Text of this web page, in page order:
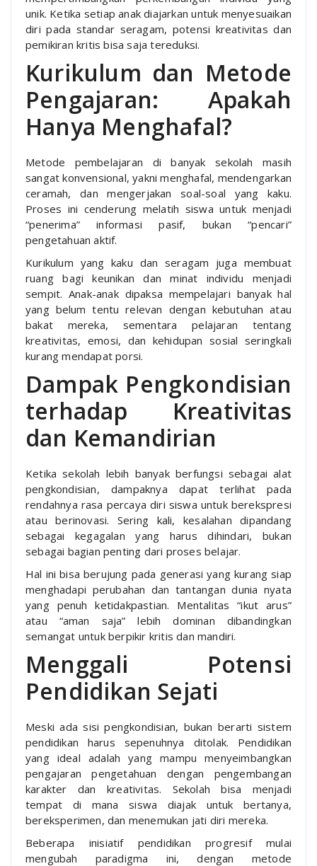
unik. Ketika setiap anak diajarkan untuk menyesuaikan
diri pada standar seragam, potensi kreativitas dan
pemikiran kritis bisa saja tereduksi.
Kurikulum dan Metode
Pengajaran: Apakah
Hanya Menghafal?
Metode pembelajaran di banyak sekolah masih
sangat konvensional, yakni menghafal, mendengarkan
ceramah, dan mengerjakan soal-soal yang kaku.
Proses ini cenderung melatih siswa untuk menjadi
“penerima” informasi pasif, bukan “pencari”
pengetahuan aktif.
Kurikulum yang kaku dan seragam juga membuat
ruang bagi keunikan dan minat individu menjadi
sempit. Anak-anak dipaksa mempelajari banyak hal
yang belum tentu relevan dengan kebutuhan atau
bakat mereka, sementara pelajaran tentang
kreativitas, emosi, dan kehidupan sosial seringkali
kurang mendapat porsi.
Dampak Pengkondisian
terhadap Kreativitas
dan Kemandirian
Ketika sekolah lebih banyak berfungsi sebagai alat
pengkondisian, dampaknya dapat terlihat pada
rendahnya rasa percaya diri siswa untuk berekspresi
atau berinovasi. Sering kali, kesalahan dipandang
sebagai kegagalan yang harus dihindari, bukan
sebagai bagian penting dari proses belajar.
Hal ini bisa berujung pada generasi yang kurang siap
menghadapi perubahan dan tantangan dunia nyata
yang penuh ketidakpastian. Mentalitas “ikut arus”
atau “aman saja” lebih dominan dibandingkan
semangat untuk berpikir kritis dan mandiri.
Menggali Potensi
Pendidikan Sejati
Meski ada sisi pengkondisian, bukan berarti sistem
pendidikan harus sepenuhnya ditolak. Pendidikan
yang ideal adalah yang mampu menyeimbangkan
pengajaran pengetahuan dengan pengembangan
karakter dan kreativitas. Sekolah bisa menjadi
tempat di mana siswa diajak untuk bertanya,
bereksperimen, dan menemukan jati diri mereka.
Beberapa inisiatif pendidikan progresif mulai
mengubah paradigma ini, dengan metode